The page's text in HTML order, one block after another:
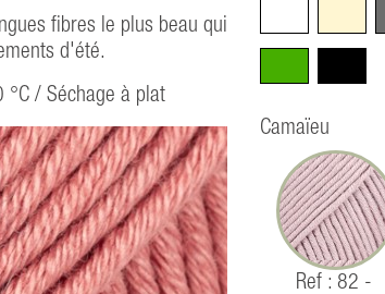
fibres le plus beau qui
d'été.
°C / Séchage à plat
Camaïeu
Ref : 82 -